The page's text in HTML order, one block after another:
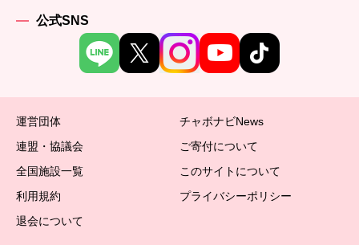
公式SNS
運営団体
チャボナビNews
連盟・協議会
ご寄付について
全国施設一覧
このサイトについて
利用規約
プライバシーポリシー
退会について